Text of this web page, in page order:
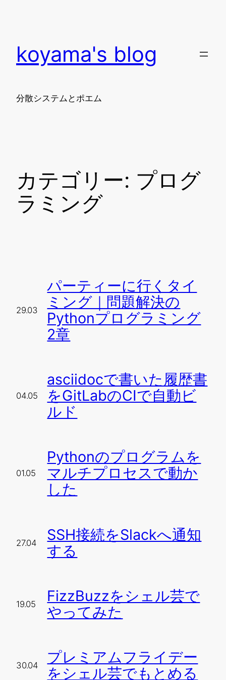
koyama's blog
分散システムとポエム
カテゴリー: プログ
ラミング
29.03
パーティーに行くタイ
ミング｜問題解決の
Pythonプログラミング
2章
04.05
asciidocで書いた履歴書
をGitLabのCIで自動ビ
ルド
01.05
Pythonのプログラムを
マルチプロセスで動か
した
27.04
SSH接続をSlackへ通知
する
19.05
FizzBuzzをシェル芸で
やってみた
30.04
プレミアムフライデー
をシェル芸でもとめる